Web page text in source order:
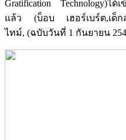
Gratification Technology)ไ
แล้ว (บ็อบ เฮอร์เบร์ต,เด็ก
ไทม์, (ฉบับวันที่ 1 กันยายน